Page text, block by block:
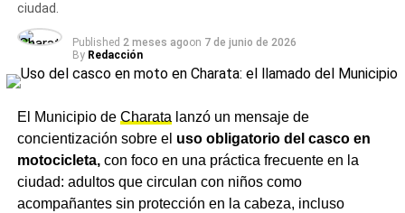
ciudad.
Published 2 meses agoon 7 de junio de 2026
By Redacción
El Municipio de Charata lanzó un mensaje de
concientización sobre el uso obligatorio del casco en
motocicleta,con foco en una práctica frecuente en la
ciudad: adultos que circulan con niños como
acompañantes sin protección en la cabeza, incluso